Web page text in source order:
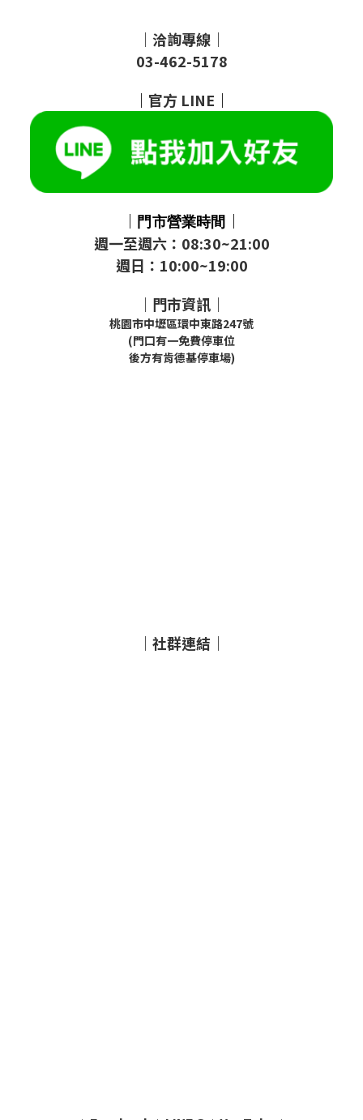
｜洽詢專線｜
03-462-5178
｜ 官方 LINE ｜
｜ 門市營業時間 ｜
週一至週六：08:30~21:00
週日：10:00~19:00
｜門市資訊｜
桃園市中壢區環中東路247號
(門口有一免費停車位
後方有肯德基停車場)
｜社群連結｜